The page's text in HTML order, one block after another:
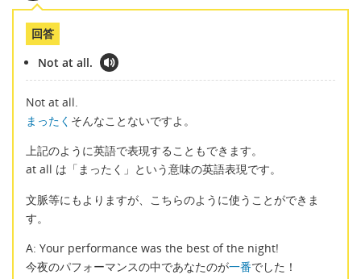
回答
Not at all.
Not at all.
まったく そんなことないですよ。
上記のように英語で表現することもできます。
at all は「まったく」という意味の英語表現です。
文脈等にもよりますが、こちらのように使うことができま
す。
A: Your performance was the best of the night!
今夜のパフォーマンスの中であなたのが一番でした！